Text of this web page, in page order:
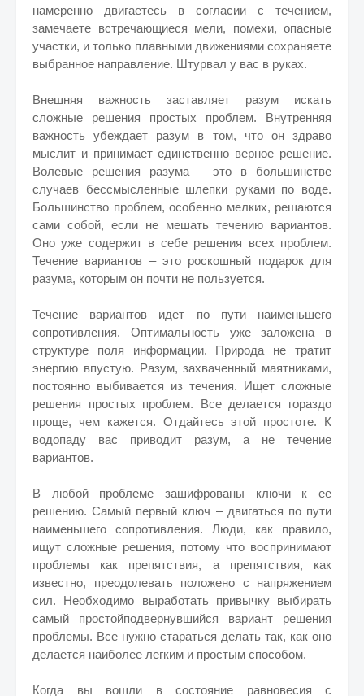
намеренно двигаетесь в согласии с течением,
замечаете встречающиеся мели, помехи, опасные
участки, и только плавными движениями сохраняете
выбранное направление. Штурвал у вас в руках.
Внешняя важность заставляет разум искать
сложные решения простых проблем. Внутренняя
важность убеждает разум в том, что он здраво
мыслит и принимает единственно верное решение.
Волевые решения разума – это в большинстве
случаев бессмысленные шлепки руками по воде.
Большинство проблем, особенно мелких, решаются
сами собой, если не мешать течению вариантов.
Оно уже содержит в себе решения всех проблем.
Течение вариантов – это роскошный подарок для
разума, которым он почти не пользуется.
Течение вариантов идет по пути наименьшего
сопротивления. Оптимальность уже заложена в
структуре поля информации. Природа не тратит
энергию впустую. Разум, захваченный маятниками,
постоянно выбивается из течения. Ищет сложные
решения простых проблем. Все делается гораздо
проще, чем кажется. Отдайтесь этой простоте. К
водопаду вас приводит разум, а не течение
вариантов.
В любой проблеме зашифрованы ключи к ее
решению. Самый первый ключ – двигаться по пути
наименьшего сопротивления. Люди, как правило,
ищут сложные решения, потому что воспринимают
проблемы как препятствия, а препятствия, как
известно, преодолевать положено с напряжением
сил. Необходимо выработать привычку выбирать
самый простойподвернувшийся вариант решения
проблемы. Все нужно стараться делать так, как оно
делается наиболее легким и простым способом.
Когда вы вошли в состояние равновесия с